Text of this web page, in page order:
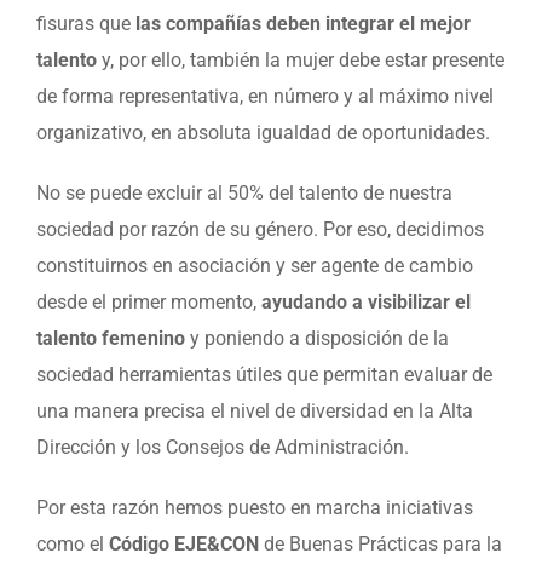
fisuras que las compañías deben integrar el mejor
talento y, por ello, también la mujer debe estar presente
de forma representativa, en número y al máximo nivel
organizativo, en absoluta igualdad de oportunidades.
No se puede excluir al 50% del talento de nuestra
sociedad por razón de su género. Por eso, decidimos
constituirnos en asociación y ser agente de cambio
desde el primer momento, ayudando a visibilizar el
talento femenino y poniendo a disposición de la
sociedad herramientas útiles que permitan evaluar de
una manera precisa el nivel de diversidad en la Alta
Dirección y los Consejos de Administración.
Por esta razón hemos puesto en marcha iniciativas
como el Código EJE&CON de Buenas Prácticas para la